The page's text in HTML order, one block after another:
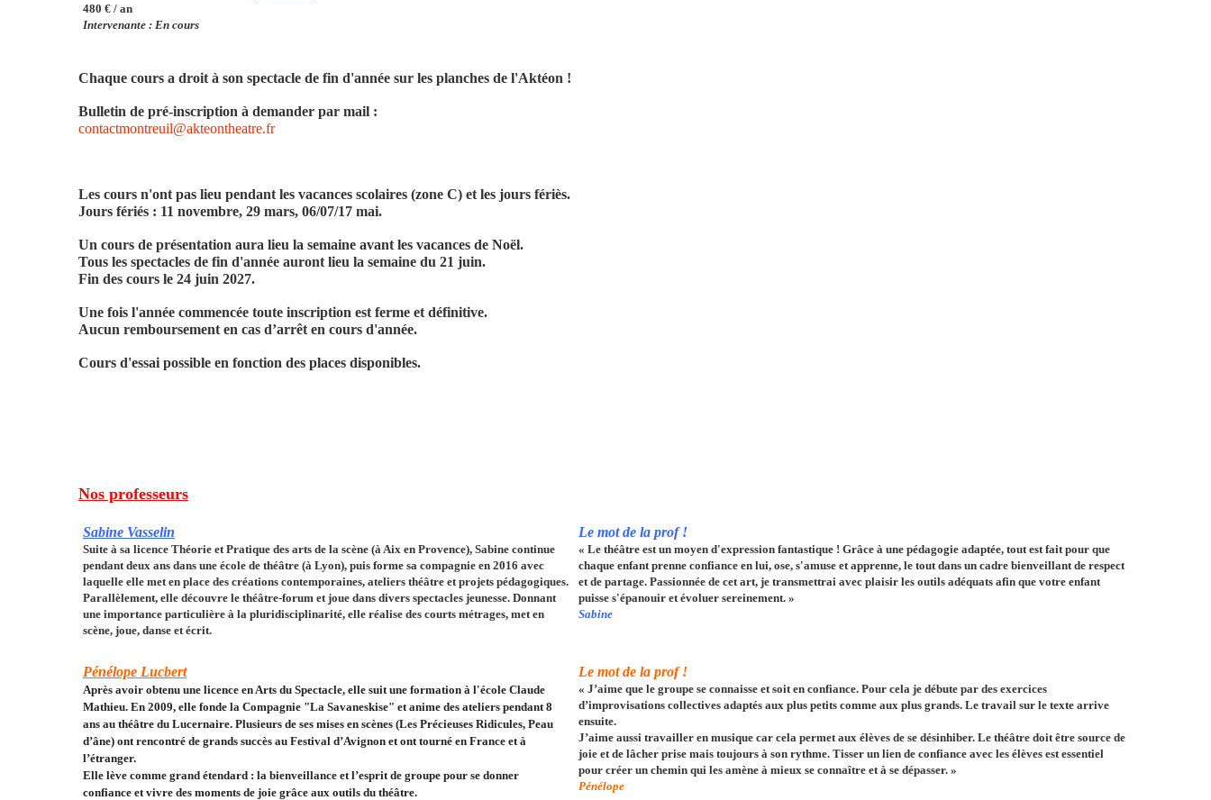
480 € / an
Intervenante : En cours
Chaque cours a droit à son spectacle de fin d'année sur les planches de l'Aktéon !
Bulletin de pré-inscription à demander par mail :
contactmontreuil@akteontheatre.fr
Les cours n'ont pas lieu pendant les vacances scolaires (zone C) et les jours fériès.
Jours fériés : 11 novembre, 29 mars, 06/07/17 mai.
Un cours de présentation aura lieu la semaine avant les vacances de Noël.
Tous les spectacles de fin d'année auront lieu la semaine du 21 juin.
Fin des cours le 24 juin 2027.
Une fois l'année commencée toute inscription est ferme et définitive.
Aucun remboursement en cas d’arrêt en cours d'année.
Cours d'essai possible en fonction des places disponibles.
Nos professeurs
Sabine Vasselin
Suite à sa licence Théorie et Pratique des arts de la scène (à Aix en Provence), Sabine continue
pendant deux ans dans une école de théâtre (à Lyon), puis forme sa compagnie en 2016 avec
laquelle elle met en place des créations contemporaines, ateliers théâtre et projets pédagogiques.
Parallèlement, elle découvre le théâtre-forum et joue dans divers spectacles jeunesse. Donnant
une importance particulière à la pluridisciplinarité, elle réalise des courts métrages, met en
scène, joue, danse et écrit.
Le mot de la prof !
« Le théâtre est un moyen d'expression fantastique ! Grâce à une pédagogie adaptée, tout est fait pour que
chaque enfant prenne confiance en lui, ose, s'amuse et apprenne, le tout dans un cadre bienveillant de respect
et de partage. Passionnée de cet art, je transmettrai avec plaisir les outils adéquats afin que votre enfant
puisse s'épanouir et évoluer sereinement. »
Sabine
Pénélope Lucbert
Après avoir obtenu une licence en Arts du Spectacle, elle suit une formation à l'école Claude
Mathieu. En 2009, elle fonde la Compagnie "La Savaneskise" et anime des ateliers pendant 8
ans au théâtre du Lucernaire. Plusieurs de ses mises en scènes (Les Précieuses Ridicules, Peau
d’âne) ont rencontré de grands succès au Festival d’Avignon et ont tourné en France et à
l’étranger.
Elle lève comme grand étendard : la bienveillance et l’esprit de groupe pour se donner
confiance et vivre des moments de joie grâce aux outils du théâtre.
Le mot de la prof !
« J’aime que le groupe se connaisse et soit en confiance. Pour cela je débute par des exercices
d’improvisations collectives adaptés aux plus petits comme aux plus grands. Le travail sur le texte arrive
ensuite.
J’aime aussi travailler en musique car cela permet aux élèves de se désinhiber. Le théâtre doit être source de
joie et de lâcher prise mais toujours à son rythme. Tisser un lien de confiance avec les élèves est essentiel
pour créer un chemin qui les amène à mieux se connaître et à se dépasser. »
Pénélope